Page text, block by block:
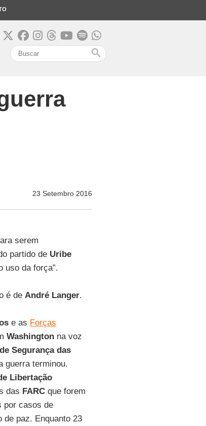
search
23 Setembro 2016
serem
partido de Uribe
uso da força”.
é de André Langer.
e as Forças
Washingtonna voz
Segurança das
guerra terminou.
Libertação
das FARCque forem
por casos de
de paz. Enquanto 23